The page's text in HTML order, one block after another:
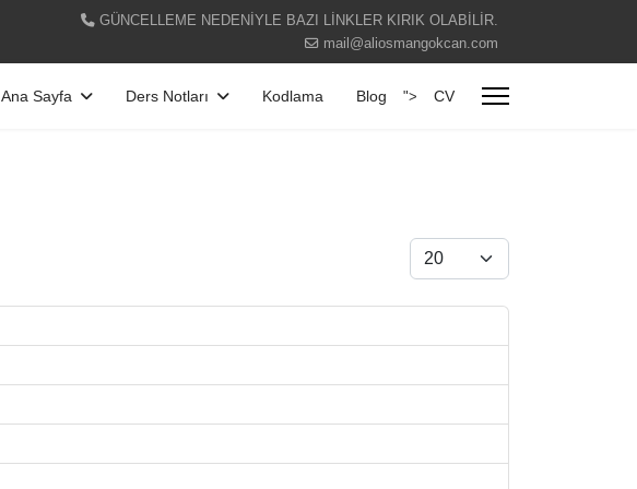
GÜNCELLEME NEDENİYLE BAZI LİNKLER KIRIK OLABİLİR.
mail@aliosmangokcan.com
Ana Sayfa Ders Notları Kodlama Blog "> CV
Göster #